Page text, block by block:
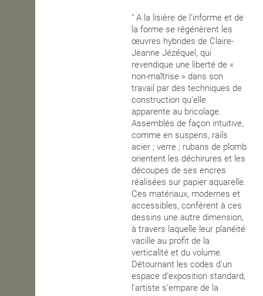
" A la lisière de l’informe et de
la forme se régénèrent les
œuvres hybrides de Claire-
Jeanne Jézéquel, qui
revendique une liberté de «
non-maîtrise » dans son
travail par des techniques de
construction qu’elle
apparente au bricolage.
Assemblés de façon intuitive,
comme en suspens, rails
acier ; verre ; rubans de plomb
orientent les déchirures et les
découpes de ses encres
réalisées sur papier aquarelle.
Ces matériaux, modernes et
accessibles, confèrent à ces
dessins une autre dimension,
à travers laquelle leur planéité
vacille au profit de la
verticalité et du volume.
Détournant les codes d’un
espace d’exposition standard,
l’artiste s’empare de la